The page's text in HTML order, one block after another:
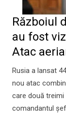
Războiul
au fost
Atac
Rusia a lansat
nou atac
care două
comandantul